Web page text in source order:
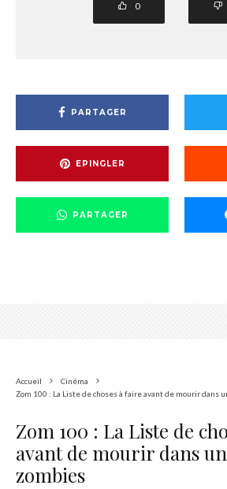
0
PARTAGER
EPINGLER
PARTAGER
Accueil
Cinéma
Zom 100 : La Liste de choses à faire avant de mourir dans
Zom 100 : La Liste de
avant de mourir dans
zombies